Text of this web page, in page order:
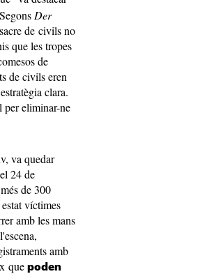
Der
de civils no
que les tropes
de
de civils eren
clara.
per eliminar-ne
va quedar
24 de
de 300
víctimes
amb les mans
amb
que poden